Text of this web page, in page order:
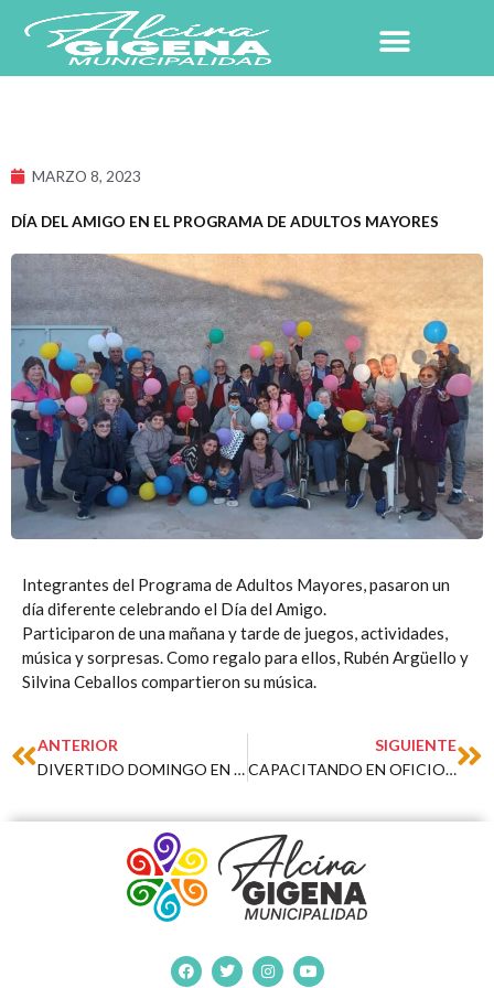
contenido
MARZO 8, 2023
DÍA DEL AMIGO EN EL PROGRAMA DE ADULTOS MAYORES
Integrantes del Programa de Adultos Mayores, pasaron un
día diferente celebrando el Día del Amigo.
Participaron de una mañana y tarde de juegos, actividades,
música y sorpresas. Como regalo para ellos, Rubén Argüello y
Silvina Ceballos compartieron su música.
Prev
ANTERIOR
DIVERTIDO DOMINGO EN VACACIONES DE INVIERNO
SIGUIENTE
CAPACITANDO EN OFICIOS Y GENERANDO MÁS TRABAJO PARA NUESTROS JÓVENES
F
a
T
w
I
n
Y
o